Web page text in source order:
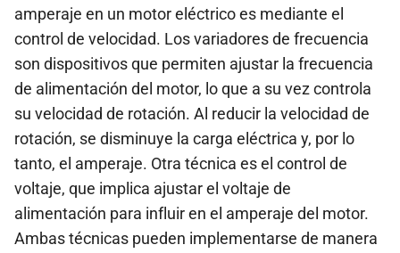
amperaje en un motor eléctrico es mediante el
control de velocidad. Los variadores de frecuencia
son dispositivos que permiten ajustar la frecuencia
de alimentación del motor, lo que a su vez controla
su velocidad de rotación. Al reducir la velocidad de
rotación, se disminuye la carga eléctrica y, por lo
tanto, el amperaje. Otra técnica es el control de
voltaje, que implica ajustar el voltaje de
alimentación para influir en el amperaje del motor.
Ambas técnicas pueden implementarse de manera